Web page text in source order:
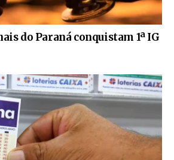
do Paraná conquistam 1ª IG